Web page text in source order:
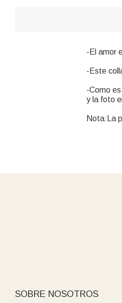
-El amor
-Este
-Como
y la foto
Nota:La
SOBRE NOSOTROS